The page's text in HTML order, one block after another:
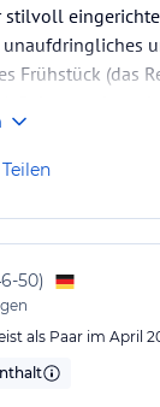
stilvoll
Frühstück (das
Teilen
50)
als Paar im April